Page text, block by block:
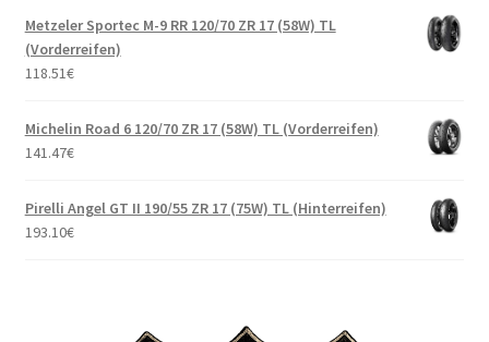
Metzeler Sportec M-9 RR 120/70 ZR 17 (58W) TL
(Vorderreifen)
118.51€
Michelin Road 6 120/70 ZR 17 (58W) TL (Vorderreifen)
141.47€
Pirelli Angel GT II 190/55 ZR 17 (75W) TL (Hinterreifen)
193.10€